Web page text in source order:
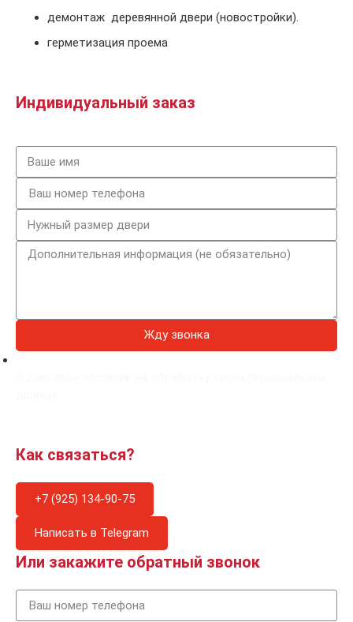
демонтаж деревянной двери (новостройки).
герметизация проема
Индивидуальный заказ
Жду звонка
Как связаться?
+7 (925) 134-90-75
Написать в Telegram
Или закажите обратный звонок